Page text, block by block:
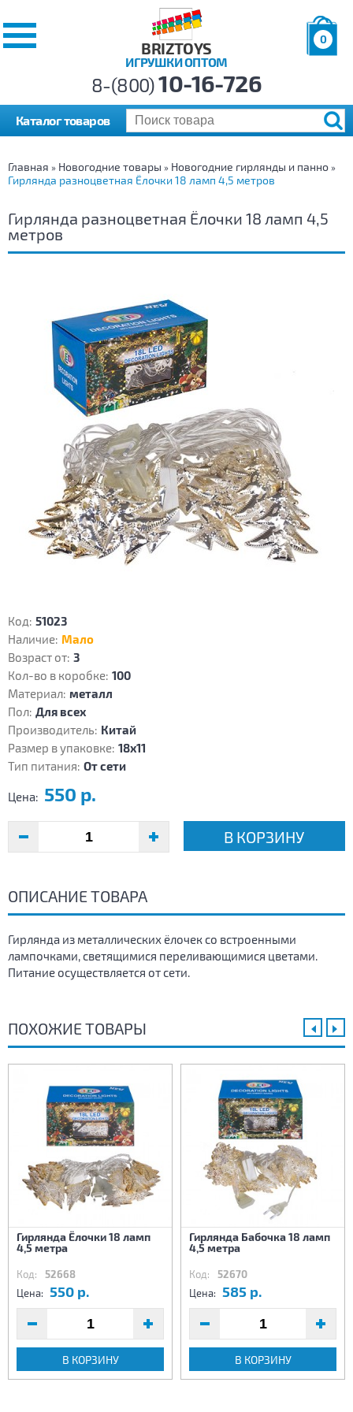
BRIZTOYS
ИГРУШКИ ОПТОМ
0
р.
8-(800)10-16-726
Каталог товаров
Главная » Новогодние товары » Новогодние гирлянды и панно »
Гирлянда разноцветная Ёлочки 18 ламп 4,5 метров
Гирлянда разноцветная Ёлочки 18 ламп 4,5
метров
Код: 51023
Наличие: Мало
Возраст от: 3
Кол-во в коробке: 100
Материал: металл
Пол: Для всех
Производитель: Китай
Размер в упаковке: 18х11
Тип питания: От сети
Цена: 550 р.
В КОРЗИНУ
ОПИСАНИЕ ТОВАРА
Гирлянда из металлических ёлочек со встроенными
лампочками, светящимися переливающимися цветами.
Питание осуществляется от сети.
ПОХОЖИЕ ТОВАРЫ
Гирлянда Ёлочки 18 ламп
4,5 метра
Код: 52668
Цена: 550 р.
В КОРЗИНУ
Гирлянда Бабочка 18 ламп
4,5 метра
Код: 52670
Цена: 585 р.
В КОРЗИНУ